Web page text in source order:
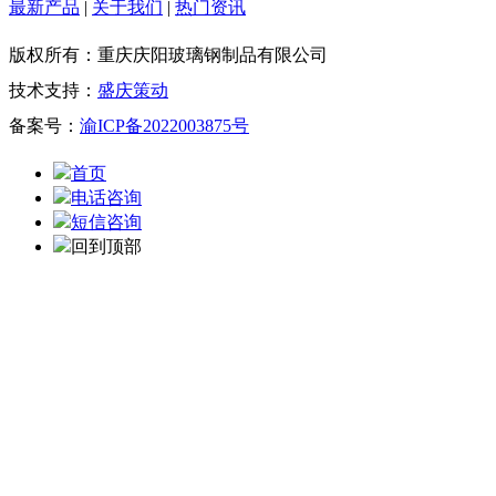
最新产品 | 关于我们 | 热门资讯
版权所有：重庆庆阳玻璃钢制品有限公司
技术支持： 盛庆策动
备案号： 渝ICP备2022003875号
首页
电话咨询
短信咨询
回到顶部